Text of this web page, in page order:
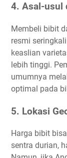
4. Asal-usul
Membeli bibit
resmi
keaslian
lebih tinggi.
umumnya
optimal pada
5. Lokasi
Harga bibit
sentra durian,